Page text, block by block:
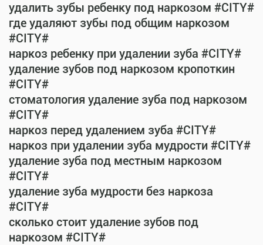
удалить зубы ребенку под наркозом #CITY#
где удаляют зубы под общим наркозом
#CITY#
наркоз ребенку при удалении зуба #CITY#
удаление зубов под наркозом кропоткин
#CITY#
стоматология удаление зуба под наркозом
#CITY#
наркоз перед удалением зуба #CITY#
наркоз при удалении зуба мудрости #CITY#
удаление зуба под местным наркозом
#CITY#
удаление зуба мудрости без наркоза
#CITY#
сколько стоит удаление зубов под
наркозом #CITY#